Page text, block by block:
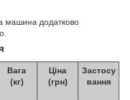
машина додатково
Вага
(кг)
Ціна
(грн)
Застосу
вання